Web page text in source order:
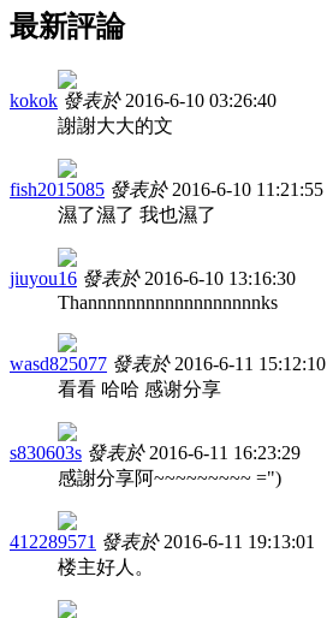
最新評論
kokok 發表於 2016-6-10 03:26:40
謝謝大大的文
fish2015085 發表於 2016-6-10 11:21:55
濕了濕了 我也濕了
jiuyou16 發表於 2016-6-10 13:16:30
Thannnnnnnnnnnnnnnnnnks
wasd825077 發表於 2016-6-11 15:12:10
看看 哈哈 感谢分享
s830603s 發表於 2016-6-11 16:23:29
感謝分享阿~~~~~~~~~ =")
412289571 發表於 2016-6-11 19:13:01
楼主好人。